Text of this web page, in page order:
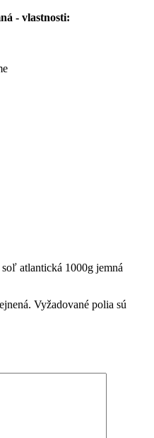
- vlastnosti:
atlantická 1000g jemná
Vyžadované polia sú